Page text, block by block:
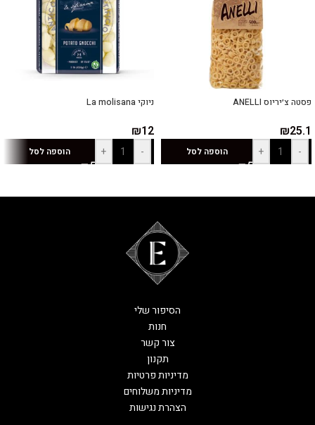
פסטה צ׳יריוס ANELLI
₪25.1
-
+ הוספה לסל
ניוקי La molisana
₪12
-
+ הוספה לסל
הסיפור שלי
חנות
צור קשר
תקנון
מדיניות פרטיות
מדיניות משלוחים
הצהרת נגישות